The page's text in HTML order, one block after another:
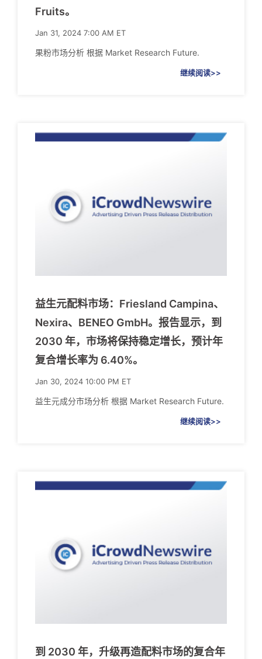
Fruits。
Jan 31, 2024 7:00 AM ET
果粉市场分析 根据 Market Research Future.
继续阅读>>
益生元配料市场：Friesland Campina、
Nexira、BENEO GmbH。报告显示，到
2030 年，市场将保持稳定增长，预计年
复合增长率为 6.40%。
Jan 30, 2024 10:00 PM ET
益生元成分市场分析 根据 Market Research Future.
继续阅读>>
到 2030 年，升级再造配料市场的复合年